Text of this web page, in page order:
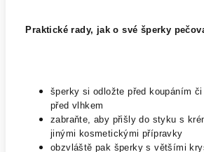
Praktické rady, jak o své šperky
šperky si odložte před koupáním
před vlhkem
zabraňte, aby přišly do styku s
jinými kosmetickými přípravky
obzvláště pak šperky s většími